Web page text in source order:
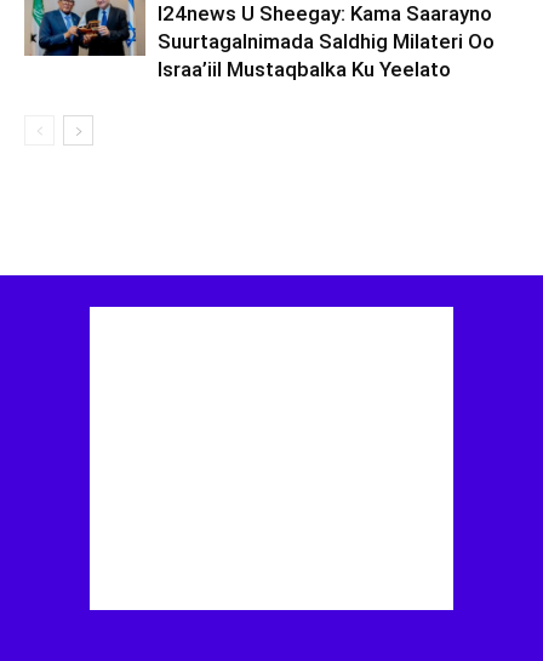
I24news U Sheegay: Kama Saarayno
Suurtagalnimada Saldhig Milateri Oo
Israa’iil Mustaqbalka Ku Yeelato